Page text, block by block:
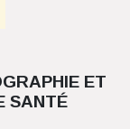
ET
SANTÉ